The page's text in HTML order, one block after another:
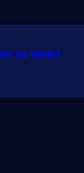
za smart